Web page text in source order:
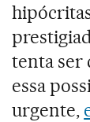
tenta ser
essa
urgente,